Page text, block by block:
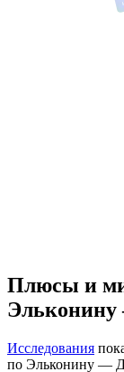
Плюсы и
Исследования
по Эльконину —